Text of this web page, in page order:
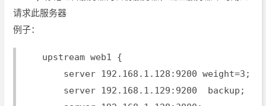
请求此服务器
例子：
    upstream web1 {
        server 192.168.1.128:9200 weight=3;
        server 192.168.1.129:9200  backup;